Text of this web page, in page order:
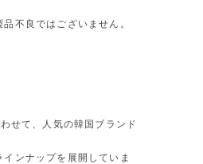
不良ではございません。
せて、人気の韓国ブランド
ンナップを展開していま